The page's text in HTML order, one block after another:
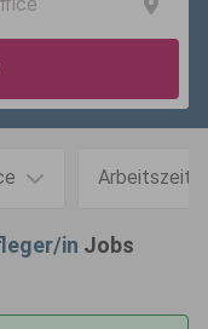
Arbeitszeit
in Jobs